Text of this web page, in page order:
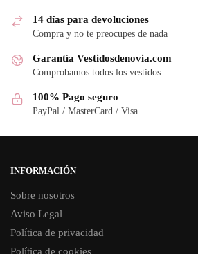
14 días para devoluciones
Compra y no te preocupes de nada
Garantía Vestidosdenovia.com
Comprobamos todos los vestidos
100% Pago seguro
PayPal / MasterCard / Visa
INFORMACIÓN
Sobre nosotros
Aviso Legal
Política de privacidad
Política de cookies